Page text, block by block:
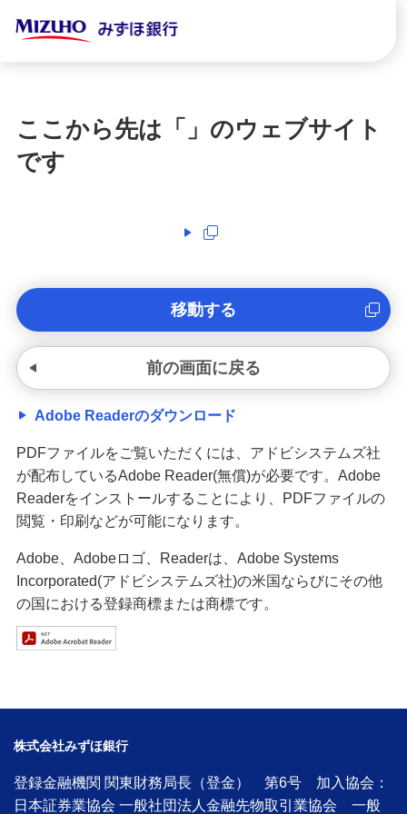
ここから先は「 」のウェブサイト
です
移動する
前の画面に戻る
Adobe Readerのダウンロード
PDFファイルをご覧いただくには、アドビシステムズ社
が配布しているAdobe Reader(無償)が必要です。Adobe
Readerをインストールすることにより、PDFファイルの
閲覧・印刷などが可能になります。
Adobe、Adobeロゴ、Readerは、Adobe Systems
Incorporated(アドビシステムズ社)の米国ならびにその他
の国における登録商標または商標です。
株式会社みずほ銀行
登録金融機関 関東財務局長（登金） 第6号 加入協会：
日本証券業協会 一般社団法人金融先物取引業協会 一般